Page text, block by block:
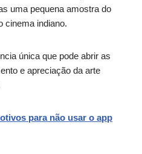
uma pequena amostra do
cinema indiano.
única que pode abrir as
e apreciação da arte
para não usar o app